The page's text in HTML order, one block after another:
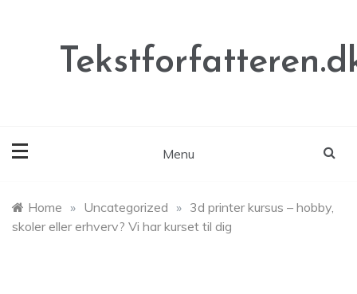
Menu
Home » Uncategorized » 3d printer kursus – hobby,
skoler eller erhverv? Vi har kurset til dig